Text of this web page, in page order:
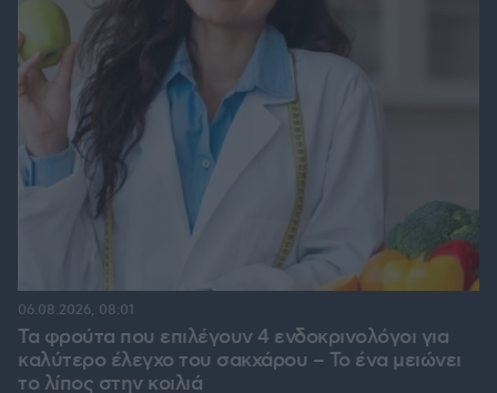
Τα φρούτα που επιλέγουν 4 ενδοκρινολόγοι για
καλύτερο έλεγχο του σακχάρου – Το ένα μειώνει
το λίπος στην κοιλιά
06.08.2026, 08:01